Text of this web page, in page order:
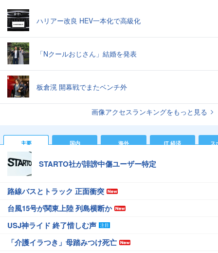
ハリアー改良 HEV一本化で高級化
「Nクールおじさん」結婚を発表
板倉滉 開幕戦でまたベンチ外
画像アクセスランキングをもっと見る
主要 国内 海外 IT 経済 ス
STARTO社が誹謗中傷ユーザー特定
路線バスとトラック 正面衝突
台風15号が関東上陸 列島横断か
USJ神ライド 終了惜しむ声
「介護イラつき」母踏みつけ死亡